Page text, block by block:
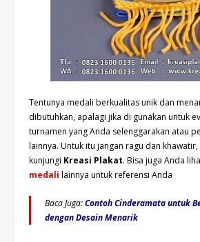
Tentunya medali berkualitas unik dan
dibutuhkan, apalagi jika di gunakan untuk
turnamen yang Anda selenggarakan atau
lainnya. Untuk itu jangan ragu dan khawatir,
kunjungi Kreasi Plakat. Bisa juga Anda
medali lainnya untuk referensi Anda
Baca Juga:Contoh Cinderamata untuk
dengan Desain Menarik